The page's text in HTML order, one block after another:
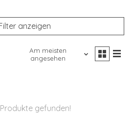
anzeigen
Am meisten
angesehen
gefunden!